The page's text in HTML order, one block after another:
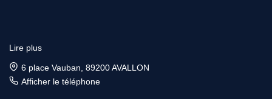
Lire plus
6 place Vauban, 89200 AVALLON
Afficher le téléphone